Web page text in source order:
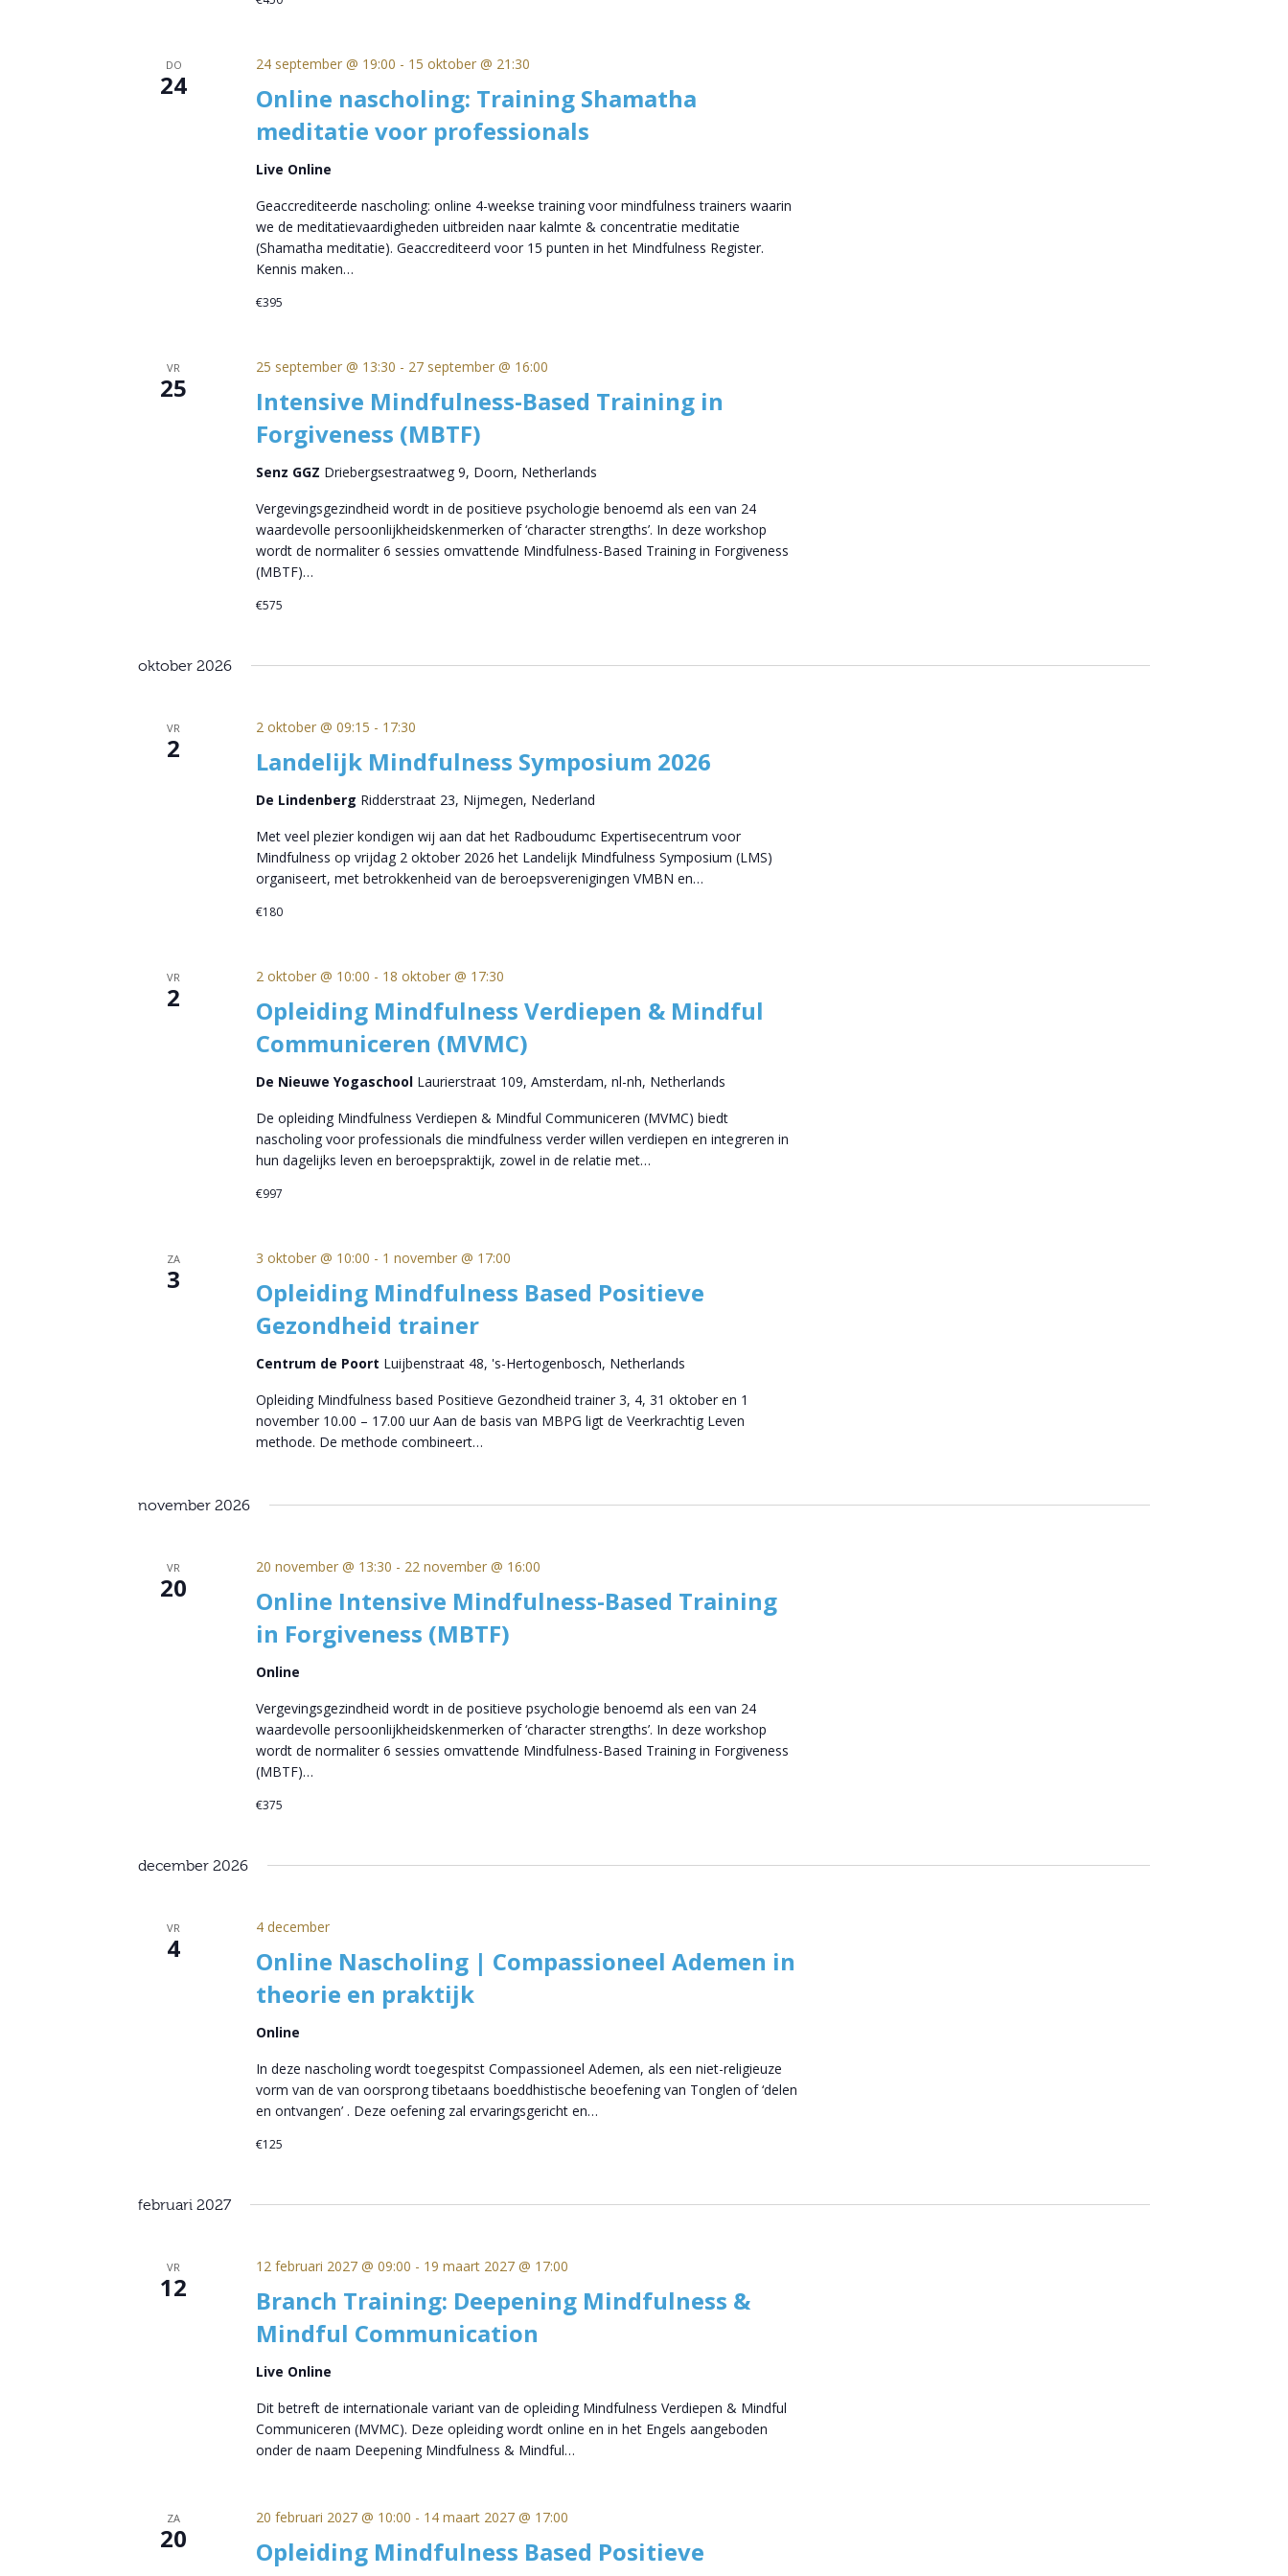
DO
24
Online nascholing: Training Shamatha
meditatie voor professionals
24 september @ 19:00 - 15 oktober @ 21:30
Live Online
Geaccrediteerde nascholing: online 4-weekse training voor mindfulness trainers waarin
we de meditatievaardigheden uitbreiden naar kalmte & concentratie meditatie
(Shamatha meditatie). Geaccrediteerd voor 15 punten in het Mindfulness Register.
Kennis maken…
€395
VR
25
Intensive Mindfulness-Based Training in
Forgiveness (MBTF)
25 september @ 13:30 - 27 september @ 16:00
Senz GGZ Driebergsestraatweg 9, Doorn, Netherlands
Vergevingsgezindheid wordt in de positieve psychologie benoemd als een van 24
waardevolle persoonlijkheidskenmerken of ‘character strengths’. In deze workshop
wordt de normaliter 6 sessies omvattende Mindfulness-Based Training in Forgiveness
(MBTF)…
€575
oktober 2026
VR
2 Landelijk Mindfulness Symposium 2026
2 oktober @ 09:15 - 17:30
De Lindenberg Ridderstraat 23, Nijmegen, Nederland
Met veel plezier kondigen wij aan dat het Radboudumc Expertisecentrum voor
Mindfulness op vrijdag 2 oktober 2026 het Landelijk Mindfulness Symposium (LMS)
organiseert, met betrokkenheid van de beroepsverenigingen VMBN en…
€180
VR
2
Opleiding Mindfulness Verdiepen & Mindful
Communiceren (MVMC)
2 oktober @ 10:00 - 18 oktober @ 17:30
De Nieuwe Yogaschool Laurierstraat 109, Amsterdam, nl-nh, Netherlands
De opleiding Mindfulness Verdiepen & Mindful Communiceren (MVMC) biedt
nascholing voor professionals die mindfulness verder willen verdiepen en integreren in
hun dagelijks leven en beroepspraktijk, zowel in de relatie met…
€997
ZA
3
Opleiding Mindfulness Based Positieve
Gezondheid trainer
3 oktober @ 10:00 - 1 november @ 17:00
Centrum de Poort Luijbenstraat 48, 's-Hertogenbosch, Netherlands
Opleiding Mindfulness based Positieve Gezondheid trainer 3, 4, 31 oktober en 1
november 10.00 – 17.00 uur Aan de basis van MBPG ligt de Veerkrachtig Leven
methode. De methode combineert…
november 2026
VR
20
Online Intensive Mindfulness-Based Training
in Forgiveness (MBTF)
20 november @ 13:30 - 22 november @ 16:00
Online
Vergevingsgezindheid wordt in de positieve psychologie benoemd als een van 24
waardevolle persoonlijkheidskenmerken of ‘character strengths’. In deze workshop
wordt de normaliter 6 sessies omvattende Mindfulness-Based Training in Forgiveness
(MBTF)…
€375
december 2026
VR
4
Online Nascholing | Compassioneel Ademen in
theorie en praktijk
4 december
Online
In deze nascholing wordt toegespitst Compassioneel Ademen, als een niet-religieuze
vorm van de van oorsprong tibetaans boeddhistische beoefening van Tonglen of ‘delen
en ontvangen’ . Deze oefening zal ervaringsgericht en…
€125
februari 2027
VR
12
Branch Training: Deepening Mindfulness &
Mindful Communication
12 februari 2027 @ 09:00 - 19 maart 2027 @ 17:00
Live Online
Dit betreft de internationale variant van de opleiding Mindfulness Verdiepen & Mindful
Communiceren (MVMC). Deze opleiding wordt online en in het Engels aangeboden
onder de naam Deepening Mindfulness & Mindful…
ZA
20
Opleiding Mindfulness Based Positieve
20 februari 2027 @ 10:00 - 14 maart 2027 @ 17:00